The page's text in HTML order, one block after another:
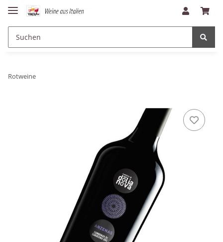
Rotweine